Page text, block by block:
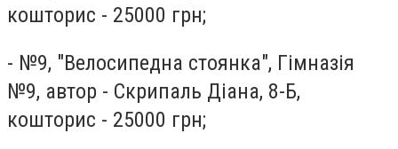
кошторис - 25000 грн;
- №9, "Велосипедна стоянка", Гімназія
№9, автор - Скрипаль Діана, 8-Б,
кошторис - 25000 грн;